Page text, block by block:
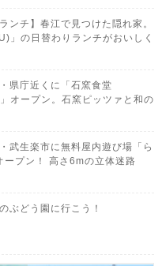
ンチ】春江で見つけた隠れ家。
」の日替わりランチがおいしく
県庁近くに「石窯食堂
オープン。石窯ピッツァと和の
武生楽市に無料屋内遊び場「ら
ープン！ 高さ6mの立体迷路
ぶどう園に行こう！